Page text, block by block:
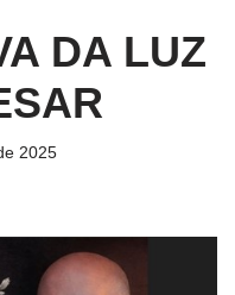
DA LUZ
2025